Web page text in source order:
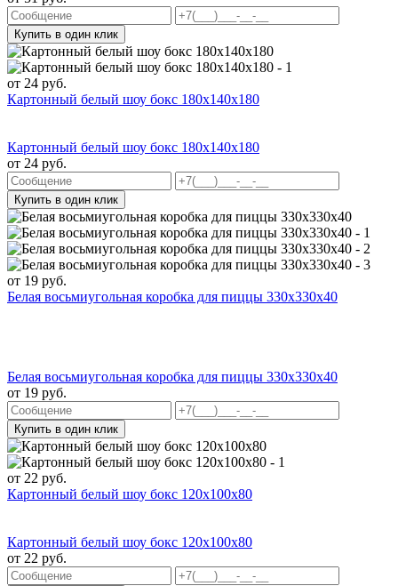
Купить в один клик
от 24 руб.
Картонный белый шоу бокс 180x140x180
Картонный белый шоу бокс 180x140x180
от 24 руб.
Купить в один клик
от 19 руб.
Белая восьмиугольная коробка для пиццы 330x330x40
Белая восьмиугольная коробка для пиццы 330x330x40
от 19 руб.
Купить в один клик
от 22 руб.
Картонный белый шоу бокс 120x100x80
Картонный белый шоу бокс 120x100x80
от 22 руб.